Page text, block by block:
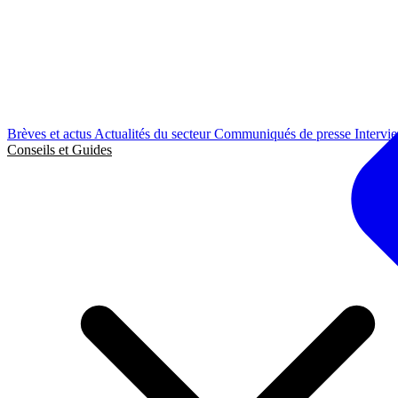
Brèves et actus Actualités du secteurCommuniqués de presse
Conseils et Guides